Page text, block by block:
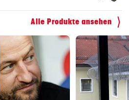
Alle Produkte ansehen